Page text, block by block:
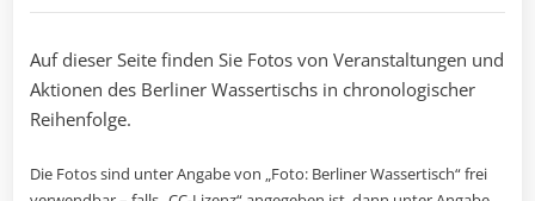
Auf dieser Seite finden Sie Fotos von Veranstaltungen und
Aktionen des Berliner Wassertischs in chronologischer
Reihenfolge.
Die Fotos sind unter Angabe von „Foto: Berliner Wassertisch“ frei